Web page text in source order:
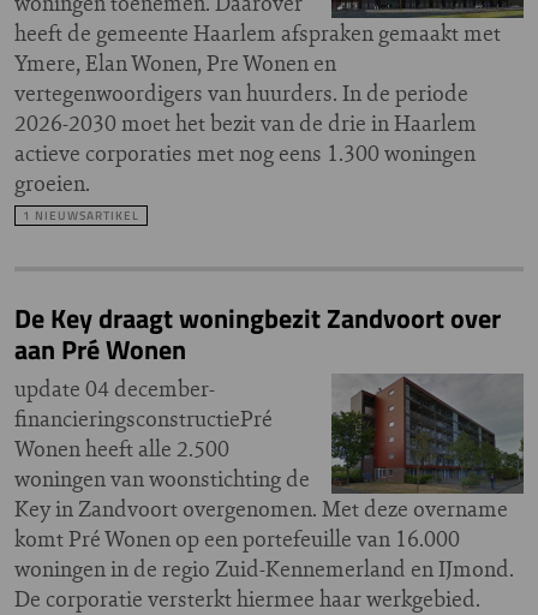
heeft de gemeente Haarlem afspraken gemaakt met
Ymere, Elan Wonen, Pre Wonen en
vertegenwoordigers van huurders. In de periode
2026-2030 moet het bezit van de drie in Haarlem
actieve corporaties met nog eens 1.300 woningen
groeien.
1 NIEUWSARTIKEL
De Key draagt woningbezit Zandvoort over
aan Pré Wonen
update 04 december-
financieringsconstructiePré
Wonen heeft alle 2.500
woningen van woonstichting de
Key in Zandvoort overgenomen. Met deze overname
komt Pré Wonen op een portefeuille van 16.000
woningen in de regio Zuid-Kennemerland en IJmond.
De corporatie versterkt hiermee haar werkgebied.